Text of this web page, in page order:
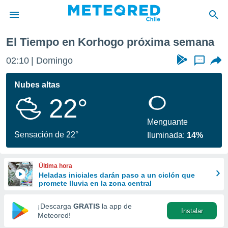
de
por
que se
calidad.
a este
las
y
forma
digital
basada
El Tiempo en Korhogo próxima semana
02:10 Domingo ...
Nubes altas
22°
Sensación de 22°
Menguante
Iluminada: 14%
Última hora
Heladas iniciales darán paso a un ciclón que
promete lluvia en la zona central
¡Descarga GRATIS la app de
Meteored!
Instalar